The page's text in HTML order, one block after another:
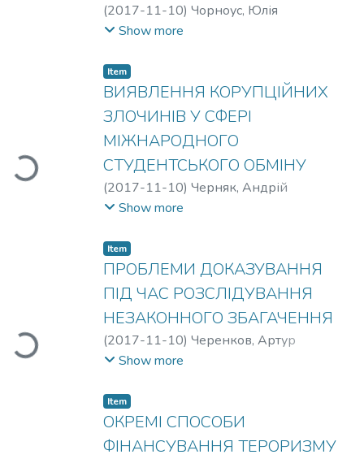
(2017-11-10) Чорноус, Юлія
Миколаївна
Show more
Loading...
Item
ВИЯВЛЕННЯ КОРУПЦІЙНИХ
ЗЛОЧИНІВ У СФЕРІ
МІЖНАРОДНОГО
СТУДЕНТСЬКОГО ОБМІНУ
(2017-11-10) Черняк, Андрій
Миколайович
Show more
Loading...
Item
ПРОБЛЕМИ ДОКАЗУВАННЯ
ПІД ЧАС РОЗСЛІДУВАННЯ
НЕЗАКОННОГО ЗБАГАЧЕННЯ
(2017-11-10) Черенков, Артур
Михайлович
Show more
Item
ОКРЕМІ СПОСОБИ
ФІНАНСУВАННЯ ТЕРОРИЗМУ